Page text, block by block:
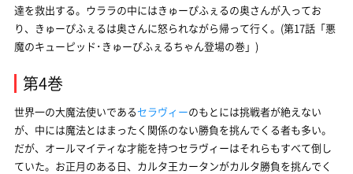
達を救出する。ウララの中にはきゅーぴふぇるの奥さんが入ってお
り、きゅーぴふぇるは奥さんに怒られながら帰って行く。(第17話「悪
魔のキューピッド･きゅーぴふぇるちゃん登場の巻」)
第4巻
世界一の大魔法使いであるセラヴィーのもとには挑戦者が絶えない
が、中には魔法とはまったく関係のない勝負を挑んでくる者も多い。
だが、オールマイティな才能を持つセラヴィーはそれらもすべて倒し
ていた。お正月のある日、カルタ王カータンがカルタ勝負を挑んでく